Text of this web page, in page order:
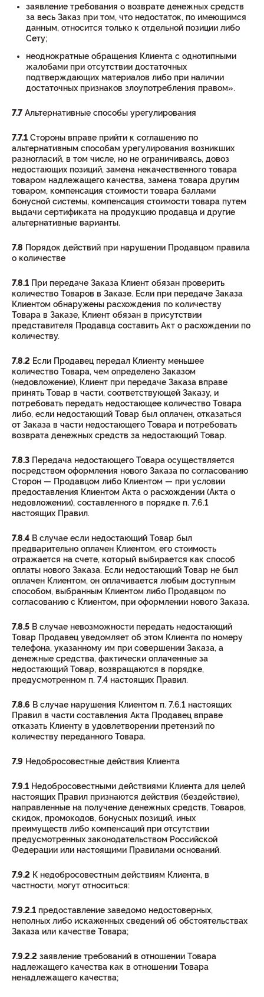
заявление требования о возврате денежных средств
за весь Заказ при том, что недостаток, по имеющимся
данным, относится только к отдельной позиции либо
Сету;
неоднократные обращения Клиента с однотипными
жалобами при отсутствии достаточных
подтверждающих материалов либо при наличии
достаточных признаков злоупотребления правом».
7.7 Альтернативные способы урегулирования
7.7.1 Стороны вправе прийти к соглашению по
альтернативным способам урегулирования возникших
разногласий, в том числе, но не ограничиваясь, довоз
недостающих позиций, замена некачественного товара
товаром надлежащего качества, замена товара другим
товаром, компенсация стоимости товара баллами
бонусной системы, компенсация стоимости товара путем
выдачи сертификата на продукцию продавца и другие
альтернативные варианты.
7.8 Порядок действий при нарушении Продавцом правила
о количестве
7.8.1 При передаче Заказа Клиент обязан проверить
количество Товаров в Заказе. Если при передаче Заказа
Клиентом обнаружены расхождения по количеству
Товара в Заказе, Клиент обязан в присутствии
представителя Продавца составить Акт о расхождении по
количеству.
7.8.2 Если Продавец передал Клиенту меньшее
количество Товара, чем определено Заказом
(недовложение), Клиент при передаче Заказа вправе
принять Товар в части, соответствующей Заказу, и
потребовать передать недостающее количество Товара
либо, если недостающий Товар был оплачен, отказаться
от Заказа в части недостающего Товара и потребовать
возврата денежных средств за недостающий Товар.
7.8.3 Передача недостающего Товара осуществляется
посредством оформления нового Заказа по согласованию
Сторон — Продавцом либо Клиентом — при условии
предоставления Клиентом Акта о расхождении (Акта о
недовложении), составленного в порядке п. 7.6.1
настоящих Правил.
7.8.4 В случае если недостающий Товар был
предварительно оплачен Клиентом, его стоимость
отражается на счете, который выбирается как способ
оплаты нового Заказа. Если недостающий Товар не был
оплачен Клиентом, он оплачивается любым доступным
способом, выбранным Клиентом либо Продавцом по
согласованию с Клиентом, при оформлении нового Заказа.
7.8.5 В случае невозможности передать недостающий
Товар Продавец уведомляет об этом Клиента по номеру
телефона, указанному им при совершении Заказа, а
денежные средства, фактически оплаченные за
недостающий Товар, возвращаются в порядке,
предусмотренном п. 7.4 настоящих Правил.
7.8.6 В случае нарушения Клиентом п. 7.6.1 настоящих
Правил в части составления Акта Продавец вправе
отказать Клиенту в удовлетворении претензий по
количеству переданного Товара.
7.9 Недобросовестные действия Клиента
7.9.1 Недобросовестными действиями Клиента для целей
настоящих Правил признаются действия (бездействие),
направленные на получение денежных средств, Товаров,
скидок, промокодов, бонусных позиций, иных
преимуществ либо компенсаций при отсутствии
предусмотренных законодательством Российской
Федерации или настоящими Правилами оснований.
7.9.2 К недобросовестным действиям Клиента, в
частности, могут относиться:
7.9.2.1 предоставление заведомо недостоверных,
неполных либо искаженных сведений об обстоятельствах
Заказа или качестве Товара;
7.9.2.2 заявление требований в отношении Товара
надлежащего качества как в отношении Товара
ненадлежащего качества;